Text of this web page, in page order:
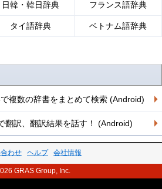
日韓・韓日辞典 フランス語辞典
タイ語辞典 ベトナム語辞典
複数の辞書をまとめて検索 (Android)
翻訳、翻訳結果を話す！ (Android)
わせ ヘルプ 会社情報
GRAS Group, Inc.